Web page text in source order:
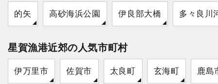
的矢 高砂海浜公園 伊良部大橋 多々良川
星賀漁港近郊の人気市町村
伊万里市 佐賀市 太良町 玄海町 鹿島